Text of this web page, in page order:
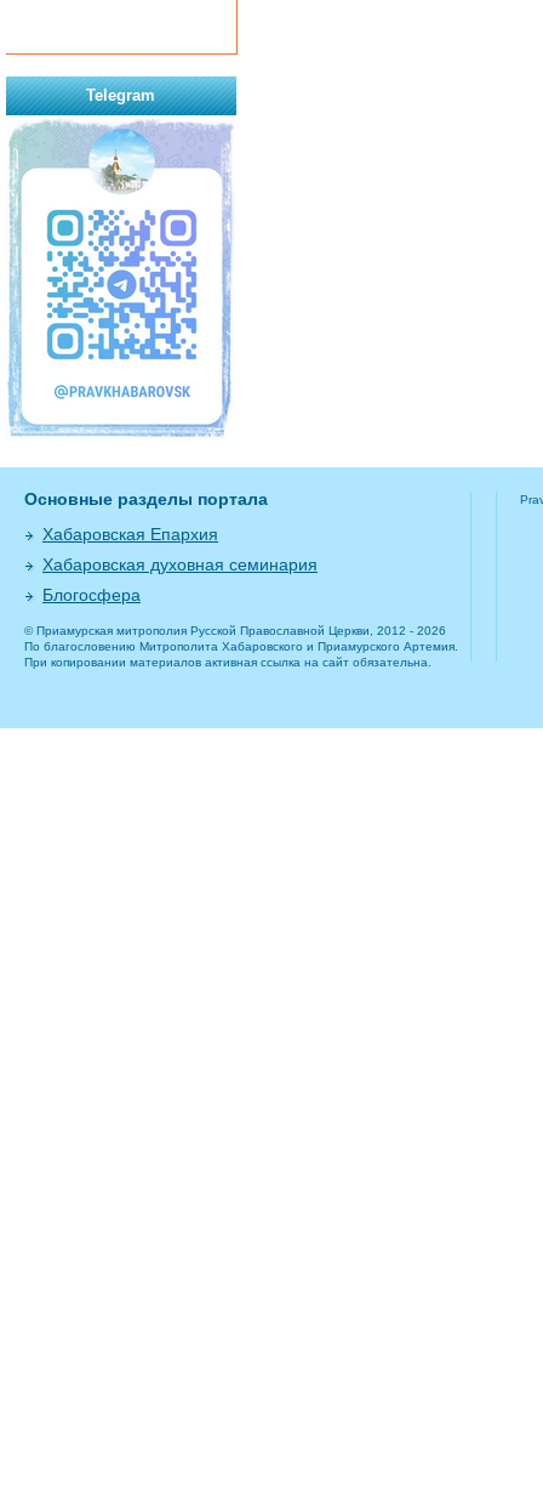
Telegram
Основные разделы портала
Хабаровская Епархия
Хабаровская духовная семинария
Блогосфера
© Приамурская митрополия Русской Православной Церкви, 2012 - 2026
По благословению Митрополита Хабаровского и Приамурского Артемия.
При копировании материалов активная ссылка на сайт обязательна.